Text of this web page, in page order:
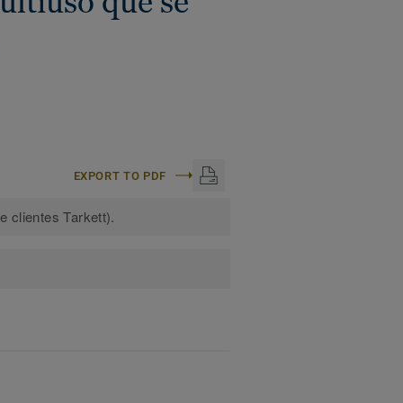
EXPORT TO PDF
clientes Tarkett).